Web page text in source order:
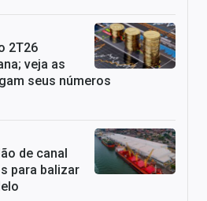
2T26
veja as
seus números
de canal
para balizar